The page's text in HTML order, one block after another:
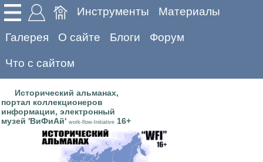
Инструменты Материалы
Галерея О сайте Блоги Форум
Что с сайтом
Исторический альманах,
портал коллекционеров
информации, электронный
музей 'ВиФиАй' work-flow-Initiative 16+